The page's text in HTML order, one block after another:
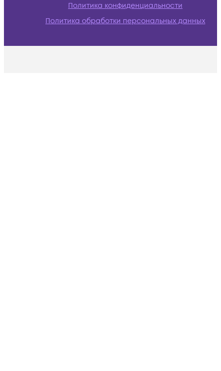
Политика конфиденциальности
Политика обработки персональных данных